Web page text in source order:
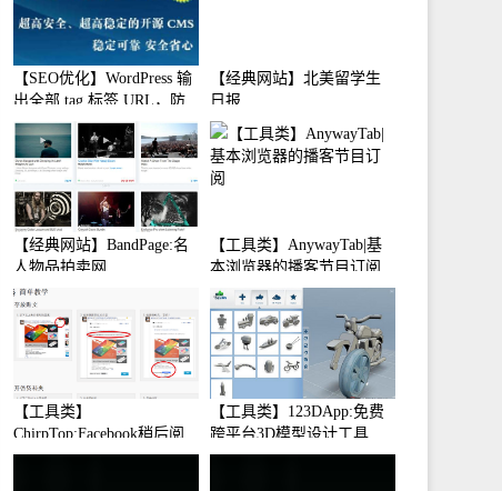
【SEO优化】WordPress 输
出全部 tag 标签 URL，防
止中文转码
【经典网站】北美留学生
日报
【经典网站】BandPage:名
人物品拍卖网
【工具类】AnywayTab|基
本浏览器的播客节目订阅
【工具类】
ChirpTop:Facebook稍后阅
读工具
【工具类】123DApp:免费
跨平台3D模型设计工具